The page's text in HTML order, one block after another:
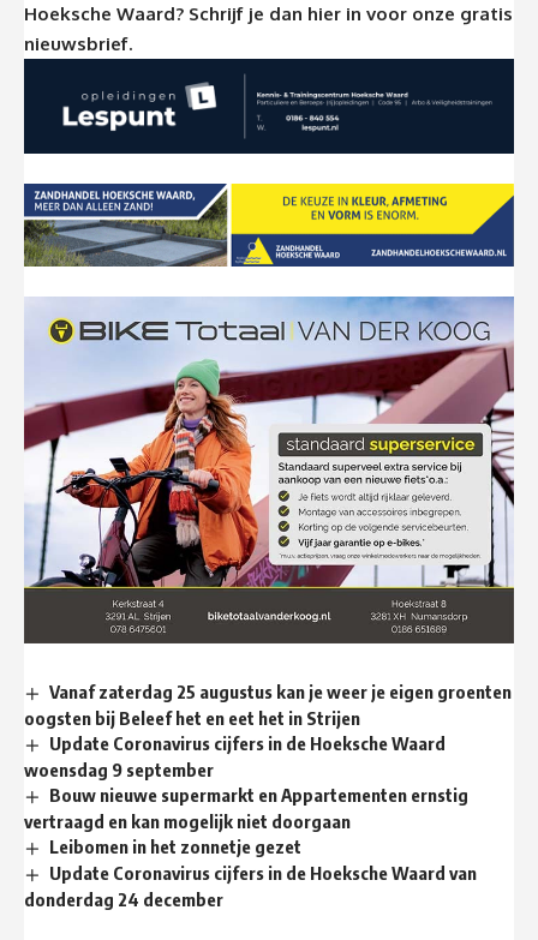
Hoeksche Waard? Schrijf je dan hier in voor onze gratis
nieuwsbrief.
Vanaf zaterdag 25 augustus kan je weer je eigen groenten
oogsten bij Beleef het en eet het in Strijen
Update Coronavirus cijfers in de Hoeksche Waard
woensdag 9 september
Bouw nieuwe supermarkt en Appartementen ernstig
vertraagd en kan mogelijk niet doorgaan
Leibomen in het zonnetje gezet
Update Coronavirus cijfers in de Hoeksche Waard van
donderdag 24 december